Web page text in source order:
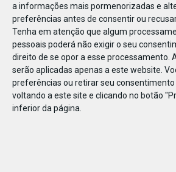
a informações mais pormenorizadas e
preferências antes de consentir ou
Tenha em atenção que algum
pessoais poderá não exigir o seu
direito de se opor a esse processamento.
serão aplicadas apenas a este website.
preferências ou retirar seu
voltando a este site e clicando no botão
inferior da página.